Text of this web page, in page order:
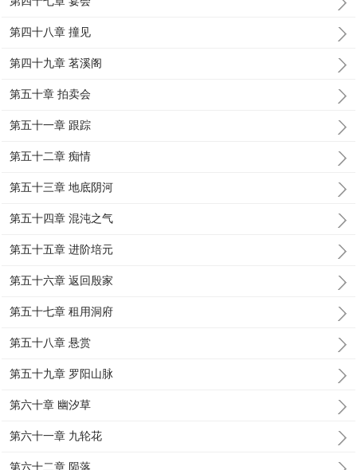
第四十八章 撞见
第四十九章 茗溪阁
第五十章 拍卖会
第五十一章 跟踪
第五十二章 痴情
第五十三章 地底阴河
第五十四章 混沌之气
第五十五章 进阶培元
第五十六章 返回殷家
第五十七章 租用洞府
第五十八章 悬赏
第五十九章 罗阳山脉
第六十章 幽汐草
第六十一章 九轮花
第六十二章 陨落